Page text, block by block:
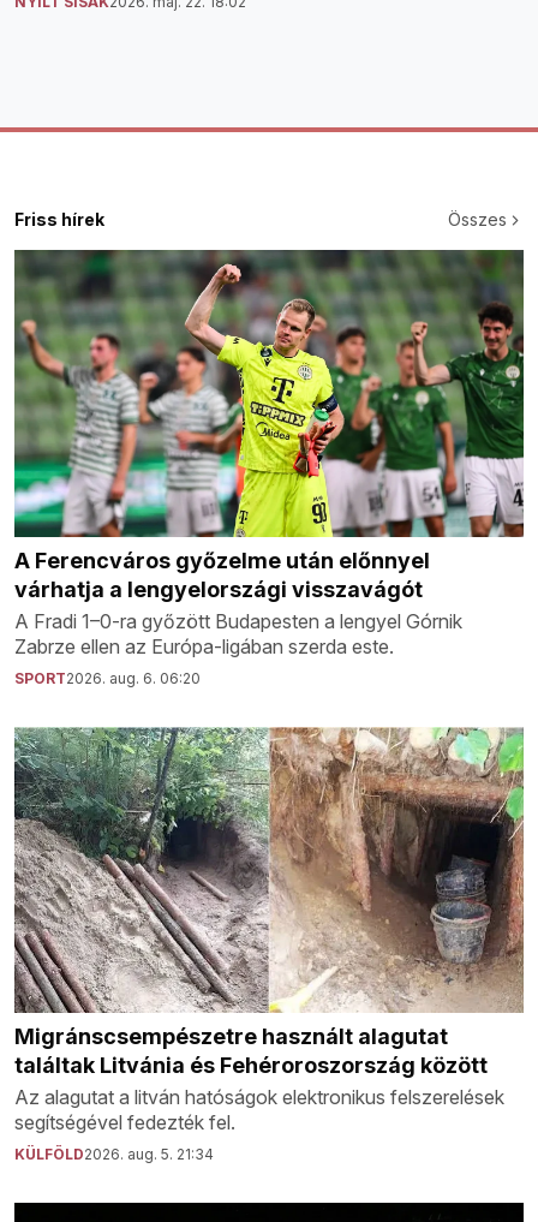
Friss hírek Összes
A Ferencváros győzelme után előnnyel
várhatja a lengyelországi visszavágót
A Fradi 1–0-ra győzött Budapesten a lengyel Górnik
Zabrze ellen az Európa-ligában szerda este.
SPORT2026. aug. 6. 06:20
Migránscsempészetre használt alagutat
találtak Litvánia és Fehéroroszország között
Az alagutat a litván hatóságok elektronikus felszerelések
segítségével fedezték fel.
KÜLFÖLD2026. aug. 5. 21:34